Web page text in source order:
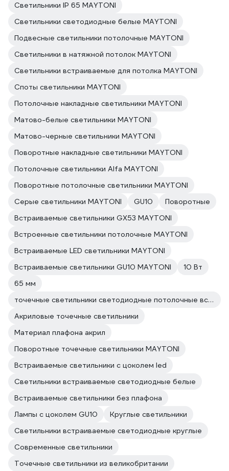
Светильники IP 65 MAYTONI
Светильники светодиодные белые MAYTONI
Подвесные светильники потолочные MAYTONI
Светильники в натяжной потолок MAYTONI
Светильники встраиваемые для потолка MAYTONI
Споты светильники MAYTONI
Потолочные накладные светильники MAYTONI
Матово-белые светильники MAYTONI
Матово-черные светильники MAYTONI
Поворотные накладные светильники MAYTONI
Потолочные светильники Alfa MAYTONI
Поворотные потолочные светильники MAYTONI
Серые светильники MAYTONI
GU10
Поворотные
Встраиваемые светильники GX53 MAYTONI
Встроенные светильники потолочные MAYTONI
Встраиваемые LED светильники MAYTONI
Встраиваемые светильники GU10 MAYTONI
10 Вт
65 мм
точечные светильники светодиодные потолочные встраиваемые MAYTONI
Акриловые точечные светильники
Материал плафона акрил
Поворотные точечные светильники MAYTONI
Встраиваемые светильники с цоколем led
Светильники встраиваемые светодиодные белые
Встраиваемые светильники без плафона
Лампы с цоколем GU10
Круглые светильники
Светильники встраиваемые светодиодные круглые
Современные светильники
Точечные светильники из великобритании